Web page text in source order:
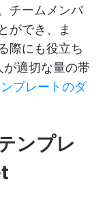
チームメンバ
ができ、ま
際にも役立ち
が適切な量の帯
プレートのダ
ンプレ